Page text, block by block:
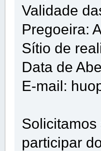
Validade
Pregoeira:
Sítio de
Data de
E-mail:
participar